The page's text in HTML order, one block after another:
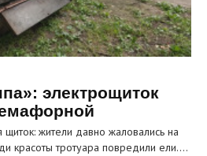
электрощиток
жители давно жаловались на
красоты тротуара повредили ели.…